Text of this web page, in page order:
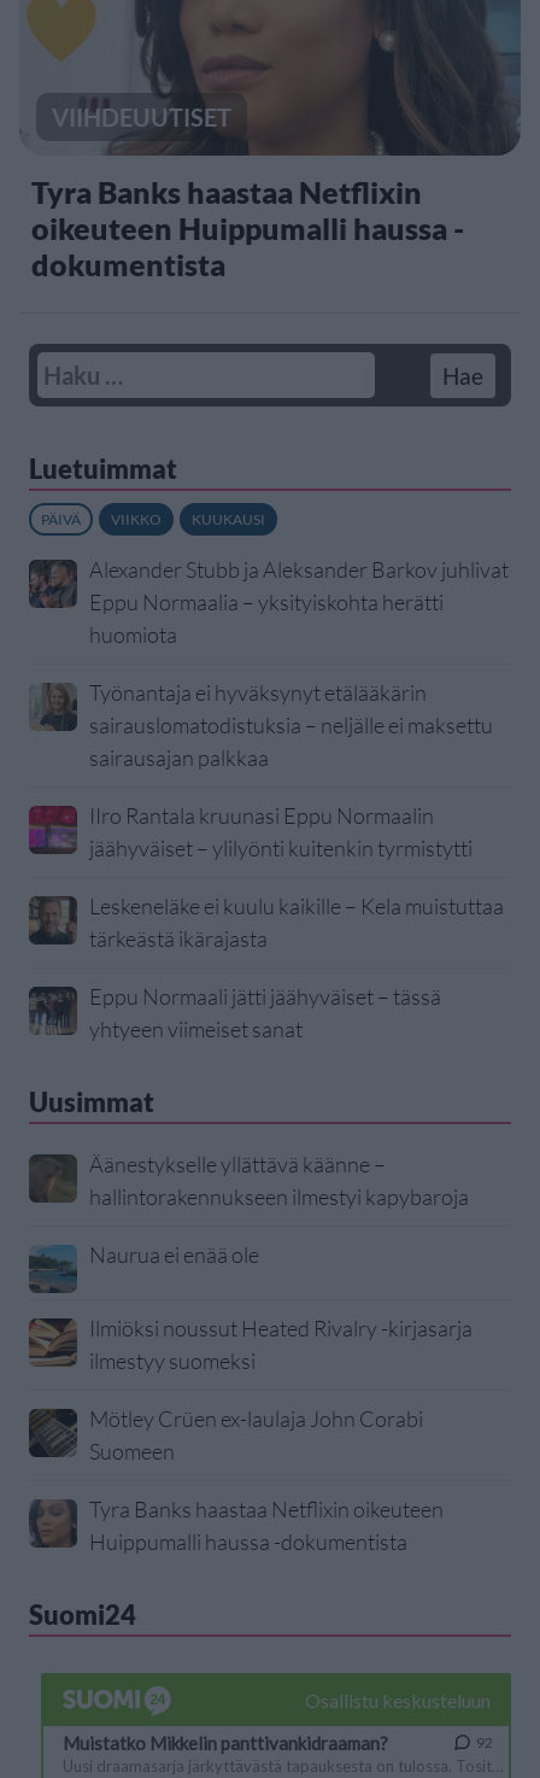
VIIHDEUUTISET
Tyra Banks haastaa Netflixin
oikeuteen Huippumalli haussa -
dokumentista
Luetuimmat
PÄIVÄ VIIKKO KUUKAUSI
Alexander Stubb ja Aleksander Barkov juhlivat
Eppu Normaalia – yksityiskohta herätti
huomiota
Työnantaja ei hyväksynyt etälääkärin
sairauslomatodistuksia – neljälle ei maksettu
sairausajan palkkaa
IIro Rantala kruunasi Eppu Normaalin
jäähyväiset – ylilyönti kuitenkin tyrmistytti
Leskeneläke ei kuulu kaikille – Kela muistuttaa
tärkeästä ikärajasta
Eppu Normaali jätti jäähyväiset – tässä
yhtyeen viimeiset sanat
Uusimmat
Äänestykselle yllättävä käänne –
hallintorakennukseen ilmestyi kapybaroja
Naurua ei enää ole
Ilmiöksi noussut Heated Rivalry -kirjasarja
ilmestyy suomeksi
Mötley Crüen ex-laulaja John Corabi
Suomeen
Tyra Banks haastaa Netflixin oikeuteen
Huippumalli haussa -dokumentista
Suomi24